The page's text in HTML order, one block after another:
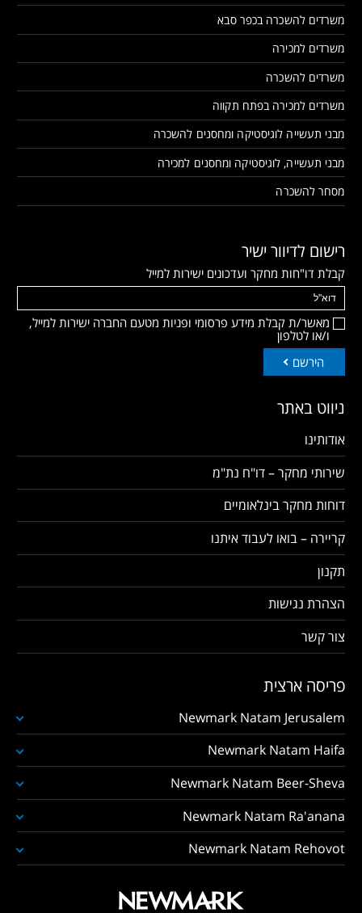
משרדים להשכרה בכפר סבא
משרדים למכירה
משרדים להשכרה
משרדים למכירה בפתח תקווה
מבני תעשייה לוגיסטיקה ומחסנים להשכרה
מבני תעשייה, לוגיסטיקה ומחסנים למכירה
מסחר להשכרה
רישום לדיוור ישיר
קבלת דו"חות מחקר ועדכונים ישירות למייל
מאשר/ת קבלת מידע פרסומי ופניות מטעם החברה ישירות למייל,
ו/או לטלפון
הירשם
ניווט באתר
אודותינו
שירותי מחקר – דו"ח נת"מ
דוחות מחקר בינלאומיים
קריירה – בואו לעבוד איתנו
תקנון
הצהרת נגישות
צור קשר
פריסה ארצית
Newmark Natam Jerusalem
Newmark Natam Haifa
Newmark Natam Beer-Sheva
Newmark Natam Ra'anana
Newmark Natam Rehovot